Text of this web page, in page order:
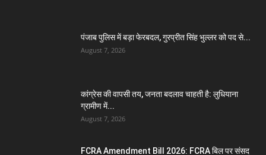
पंजाब पुलिस में बड़ा फेरबदल, गुरप्रीत सिंह भुल्लर को पद से...
August 7, 2026
कांग्रेस की वापसी तय, जनता बदलाव चाहती है: लुधियाना
ग्रामीण में...
August 7, 2026
FCRA Amendment Bill 2026: FCRA बिल पर संसद